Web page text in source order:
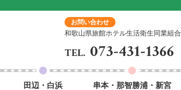
お問い合わせ
和歌山県旅館ホテル生活衛生同業組合
TEL. 073-431-1366
田辺・白浜 串本・那智勝浦・新宮